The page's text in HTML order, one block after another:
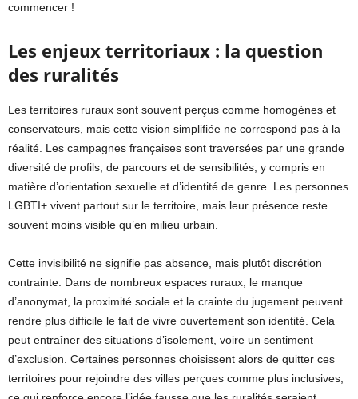
commencer !
Les enjeux territoriaux : la question
des ruralités
Les territoires ruraux sont souvent perçus comme homogènes et
conservateurs, mais cette vision simplifiée ne correspond pas à la
réalité. Les campagnes françaises sont traversées par une grande
diversité de profils, de parcours et de sensibilités, y compris en
matière d’orientation sexuelle et d’identité de genre. Les personnes
LGBTI+ vivent partout sur le territoire, mais leur présence reste
souvent moins visible qu’en milieu urbain.
Cette invisibilité ne signifie pas absence, mais plutôt discrétion
contrainte. Dans de nombreux espaces ruraux, le manque
d’anonymat, la proximité sociale et la crainte du jugement peuvent
rendre plus difficile le fait de vivre ouvertement son identité. Cela
peut entraîner des situations d’isolement, voire un sentiment
d’exclusion. Certaines personnes choisissent alors de quitter ces
territoires pour rejoindre des villes perçues comme plus inclusives,